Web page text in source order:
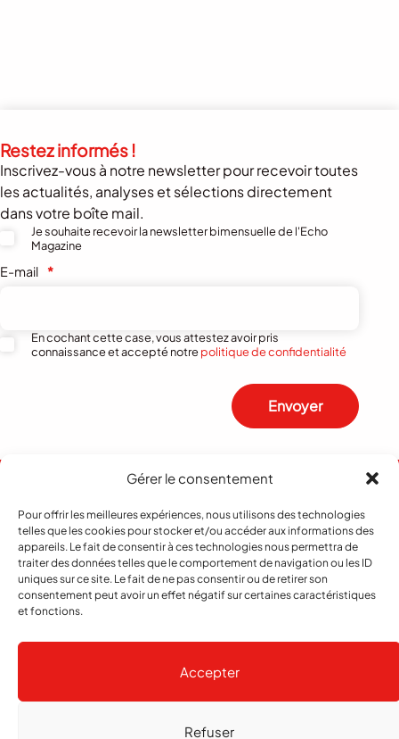
Gérer le consentement
Pour offrir les meilleures expériences, nous utilisons des technologies
telles que les cookies pour stocker et/ou accéder aux informations des
appareils. Le fait de consentir à ces technologies nous permettra de
traiter des données telles que le comportement de navigation ou les ID
uniques sur ce site. Le fait de ne pas consentir ou de retirer son
consentement peut avoir un effet négatif sur certaines caractéristiques
et fonctions.
Accepter
Refuser
Restez informés !
Inscrivez-vous à notre newsletter pour recevoir toutes
les actualités, analyses et sélections directement
dans votre boîte mail.
Je souhaite recevoir la newsletter bimensuelle de l'Echo
Magazine
E-mail *
En cochant cette case, vous attestez avoir pris
connaissance et accepté notrepolitique de confidentialité
Envoyer